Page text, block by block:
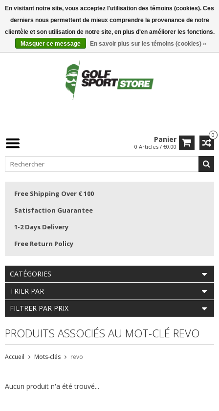
0
Panier
0 Articles / €0,00
Free Shipping Over € 100
Satisfaction Guarantee
1-2 Days Delivery
Free Return Policy
CATÉGORIES
TRIER PAR
FILTRER PAR PRIX
PRODUITS ASSOCIÉS AU MOT-CLÉ REVO
Accueil Mots-clés revo
Aucun produit n'a été trouvé...
En visitant notre site, vous acceptez l'utilisation des témoins (cookies). Ces
derniers nous permettent de mieux comprendre la provenance de notre
clientèle et son utilisation de notre site, en plus d'en améliorer les fonctions.
Masquer ce message
En savoir plus sur les témoins (cookies) »